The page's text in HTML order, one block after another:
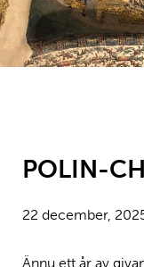
POLIN-
22 december,
Ännu ett år av